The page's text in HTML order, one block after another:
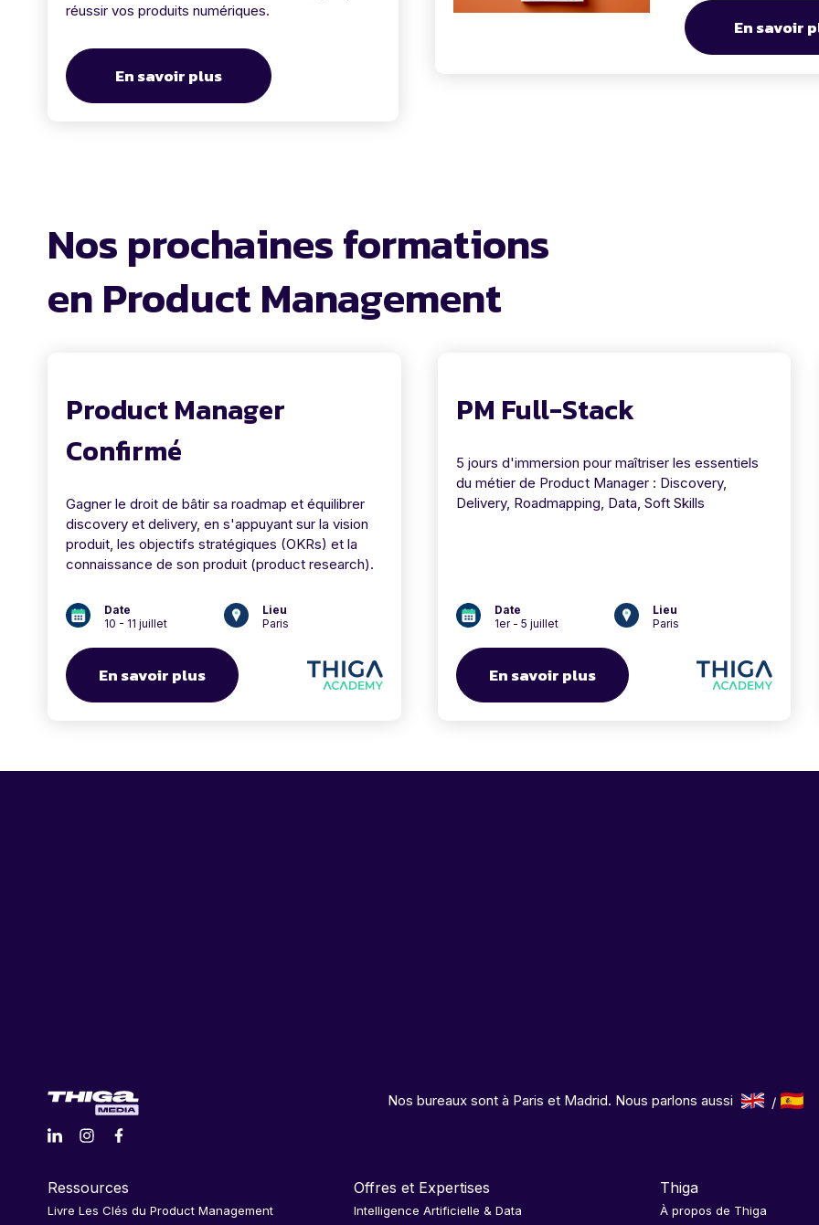
réussir vos produits numériques.
En savoir plus
En savoir
Nos prochaines formations
en Product Management
Product Manager
Confirmé
Gagner le droit de bâtir sa roadmap et équilibrer
discovery et delivery, en s'appuyant sur la vision
produit, les objectifs stratégiques (OKRs) et la
connaissance de son produit (product research).
Date
10 - 11 juillet
Lieu
Paris
En savoir plus
PM Full-Stack
5 jours d'immersion pour maîtriser les essentiels
du métier de Product Manager : Discovery,
Delivery, Roadmapping, Data, Soft Skills
Date
1er - 5 juillet
Lieu
Paris
En savoir plus
Nos bureaux sont à Paris et Madrid. Nous parlons aussi
Ressources
Livre Les Clés du Product Management
Offres et Expertises
Intelligence Artificielle & Data
Thiga
À propos de Thiga